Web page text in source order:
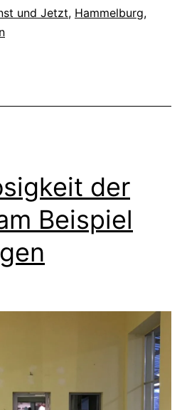
und Jetzt, Hammelburg,
der
Beispiel